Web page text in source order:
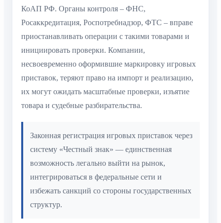
КоАП РФ. Органы контроля – ФНС,
Росаккредитация, Роспотребнадзор, ФТС – вправе
приостанавливать операции с такими товарами и
инициировать проверки. Компании,
несвоевременно оформившие маркировку игровых
приставок, теряют право на импорт и реализацию,
их могут ожидать масштабные проверки, изъятие
товара и судебные разбирательства.
Законная регистрация игровых приставок через
систему «Честный знак» — единственная
возможность легально выйти на рынок,
интегрироваться в федеральные сети и
избежать санкций со стороны государственных
структур.